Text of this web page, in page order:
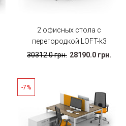
2 офисных стола с
перегородкой LOFT-k3
30312.0 грн. 28190.0 грн.
-7%